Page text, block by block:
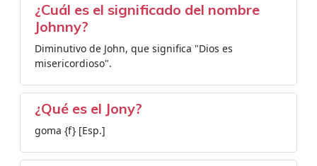
¿Cuál es el significado del nombre
Johnny?
Diminutivo de John, que significa "Dios es
misericordioso".
¿Qué es el Jony?
goma {f} [Esp.]